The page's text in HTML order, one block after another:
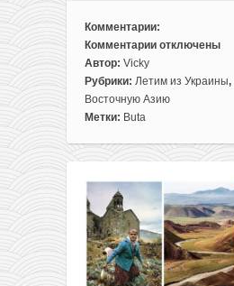
Комментарии:
Комментарии
к
записи
Без
виз!
рейсы
Киева
в
Азербайджан
всего
за
54€
отключены
Автор: Vicky
Рубрики: Летим из Украины,
Восточную Азию
Метки: Buta